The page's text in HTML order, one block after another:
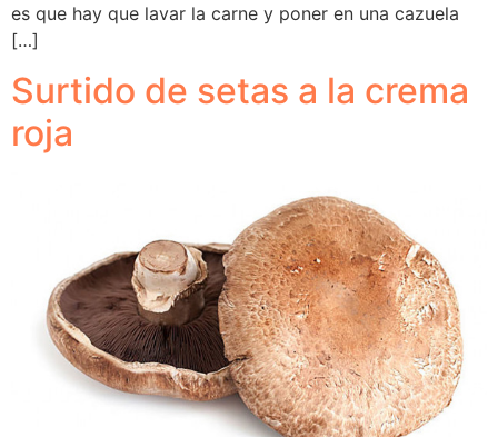
es que hay que lavar la carne y poner en una cazuela
[…]
Surtido de setas a la crema
roja